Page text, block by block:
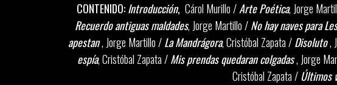
CONTENIDO:Introducción, Cárol Murillo /Arte Poética, Jorge
Recuerdo antiguas maldades, Jorge Martillo /No hay naves para
apestan, Jorge Martillo /La Mandrágora, Cristóbal Zapata /Disoluto,
espía, Cristóbal Zapata /Mis prendas quedaran colgadas, Jorge
Cristóbal Zapata /Últimos